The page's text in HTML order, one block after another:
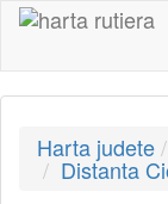
Harta judete
Distanta